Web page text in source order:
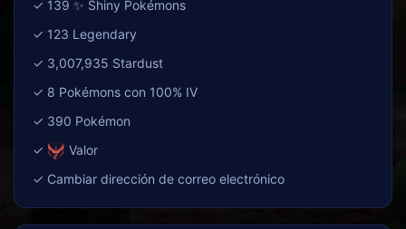
✓ 139 ✨ Shiny Pokémons
✓ 123 Legendary
✓ 3,007,935 Stardust
✓ 8 Pokémons con 100% IV
✓ 390 Pokémon
✓
Valor
✓ Cambiar dirección de correo electrónico